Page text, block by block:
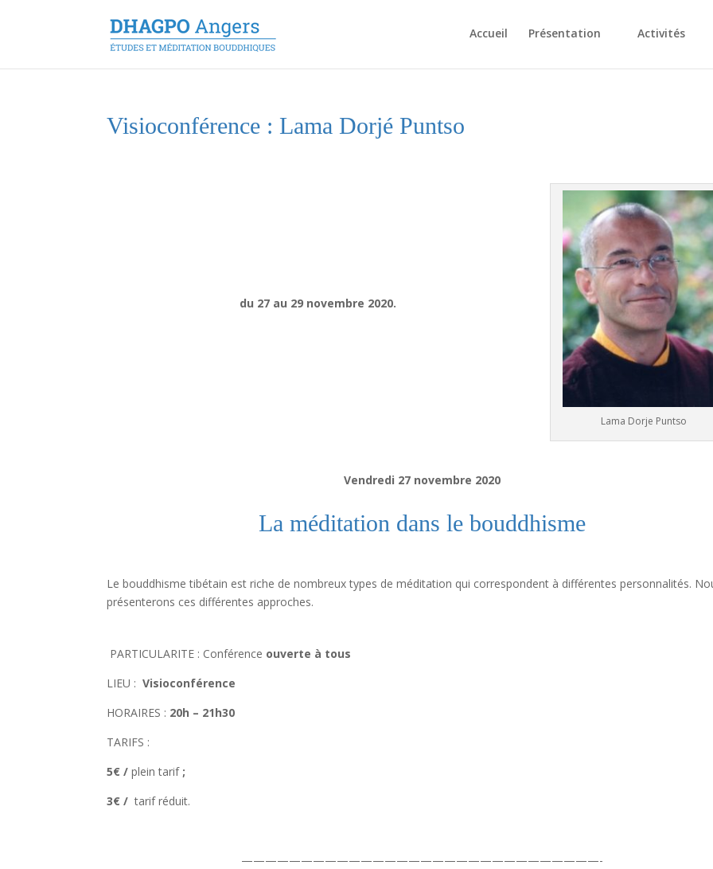
Accueil Présentation Activités
Visioconférence : Lama Dorjé Puntso
Lama Dorje Puntso
du 27 au 29 novembre 2020.
Vendredi 27 novembre 2020
La méditation dans le bouddhisme
Le bouddhisme tibétain est riche de nombreux types de méditation qui correspondent à différentes personnalités.
présenterons ces différentes approches.
PARTICULARITE : Conférence ouverte à tous
LIEU : Visioconférence
HORAIRES : 20h – 21h30
TARIFS :
5€ /plein tarif;
3€ / tarif réduit.
——————————————————————————————-